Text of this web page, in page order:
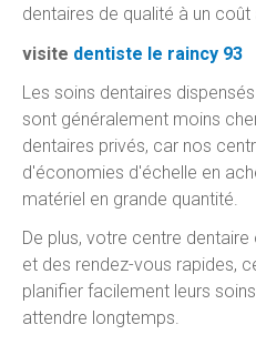
dentaires de qualité à un
visite dentiste le raincy 93
Les soins dentaires
sont généralement moins
dentaires privés, car nos
d'économies d'échelle en
matériel en grande quantité.
De plus, votre centre
et des rendez-vous rapides,
planifier facilement leurs
attendre longtemps.